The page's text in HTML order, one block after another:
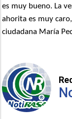
es muy bueno. La
ahorita es muy
ciudadana María